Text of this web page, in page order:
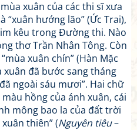
xuân của các thi sĩ xưa
“xuân hướng lão” (Ức Trai),
kêu trong Đường thi. Nào
thơ Trần Nhân Tông. Còn
xuân chín” (Hàn Mặc
xuân đã bước sang tháng
ngoài sáu mươi”. Hai chữ
hồng của ánh xuân, cái
mông bao la của đất trời
thiên” (Nguyên tiêu–